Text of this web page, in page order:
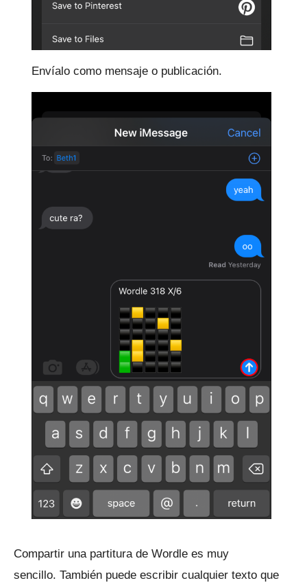
Envíalo como mensaje o publicación.
Compartir una partitura de Wordle es muy
sencillo. También puede escribir cualquier texto que